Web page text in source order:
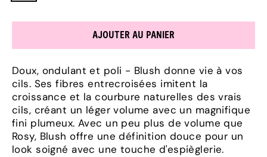
AJOUTER AU PANIER
Doux, ondulant et poli - Blush donne vie à vos
cils. Ses fibres entrecroisées imitent la
croissance et la courbure naturelles des vrais
cils, créant un léger volume avec un magnifique
fini plumeux. Avec un peu plus de volume que
Rosy, Blush offre une définition douce pour un
look soigné avec une touche d'espièglerie.